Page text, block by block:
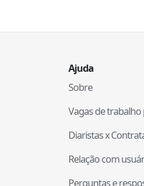
Ajuda
Sobre
Vagas de
Diaristas x
Relação com
Perguntas e